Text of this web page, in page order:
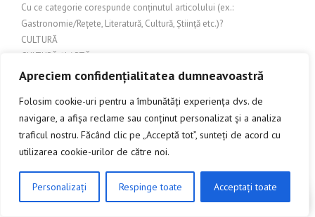
Apreciem confidențialitatea dumneavoastră
Folosim cookie-uri pentru a îmbunătăți experiența dvs. de
navigare, a afișa reclame sau conținut personalizat și a analiza
traficul nostru. Făcând clic pe „Acceptă tot”, sunteți de acord cu
utilizarea cookie-urilor de către noi.
Personalizați Respinge toate Acceptați toate
Cu ce categorie corespunde conținutul articolului (ex.:
Gastronomie/Rețete, Literatură, Cultură, Știință etc.)?
CULTURĂ
CULTURĂ ȘI ARTĂ
Cultură și istorie
CULTURĂ ȘI SOCIETATE
CULTURĂ ȘI TRADIȚII
CULTURĂ ȘI TURISM
Cumpărături pentru casă și grădină
Decorare exterioară
Decorare Interioară
Decorare interior
CLICK AICI PENTRU A DISCUTA